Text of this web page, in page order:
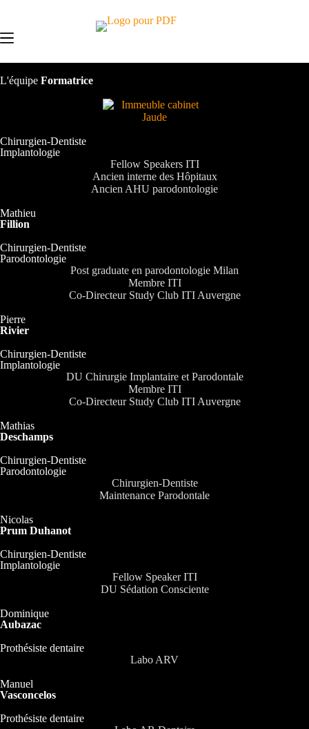
L'équipe Formatrice
Chirurgien-Dentiste
Implantologie
Fellow Speakers ITI
Ancien interne des Hôpitaux
Ancien AHU parodontologie
Mathieu
Fillion
Chirurgien-Dentiste
Parodontologie
Post graduate en parodontologie Milan
Membre ITI
Co-Directeur Study Club ITI Auvergne
Pierre
Rivier
Chirurgien-Dentiste
Implantologie
DU Chirurgie Implantaire et Parodontale
Membre ITI
Co-Directeur Study Club ITI Auvergne
Mathias
Deschamps
Chirurgien-Dentiste
Parodontologie
Chirurgien-Dentiste
Maintenance Parodontale
Nicolas
Prum Duhanot
Chirurgien-Dentiste
Implantologie
Fellow Speaker ITI
DU Sédation Consciente
Dominique
Aubazac
Prothésiste dentaire
Labo ARV
Manuel
Vasconcelos
Prothésiste dentaire